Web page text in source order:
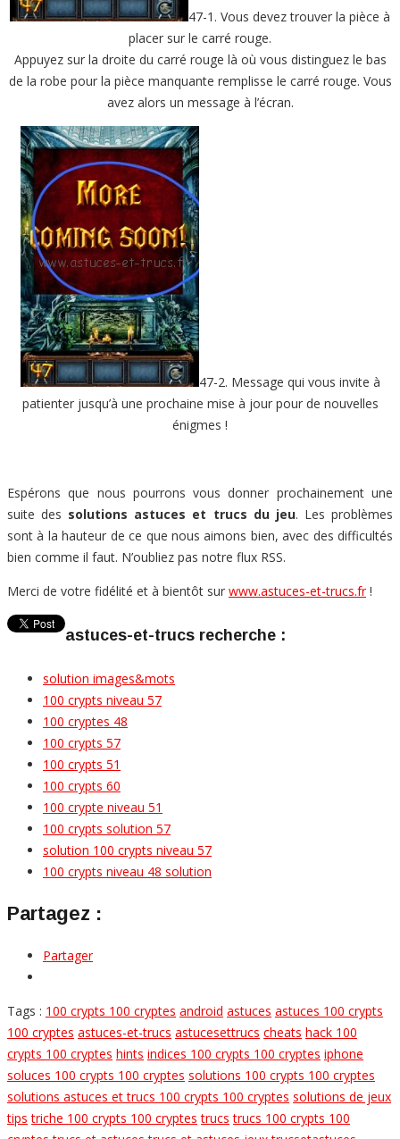
47-1. Vous devez trouver la pièce à
placer sur le carré rouge.
Appuyez sur la droite du carré rouge là où vous distinguez le bas
de la robe pour la pièce manquante remplisse le carré rouge. Vous
avez alors un message à l’écran.
47-2. Message qui vous invite à
patienter jusqu’à une prochaine mise à jour pour de nouvelles
énigmes !
Espérons que nous pourrons vous donner prochainement une
suite des solutions astuces et trucs du jeu. Les problèmes
sont à la hauteur de ce que nous aimons bien, avec des difficultés
bien comme il faut. N’oubliez pas notre flux RSS.
Merci de votre fidélité et à bientôt sur www.astuces-et-trucs.fr!
astuces-et-trucs recherche :
solution images&mots
100 crypts niveau 57
100 cryptes 48
100 crypts 57
100 crypts 51
100 crypts 60
100 crypte niveau 51
100 crypts solution 57
solution 100 crypts niveau 57
100 crypts niveau 48 solution
Partagez :
Partager
Tags : 100 crypts 100 cryptes android astuces astuces 100 crypts
100 cryptes astuces-et-trucs astucesettrucs cheats hack 100
crypts 100 cryptes hints indices 100 crypts 100 cryptes iphone
soluces 100 crypts 100 cryptes solutions 100 crypts 100 cryptes
solutions astuces et trucs 100 crypts 100 cryptes solutions de jeux
tips triche 100 crypts 100 cryptes trucs trucs 100 crypts 100